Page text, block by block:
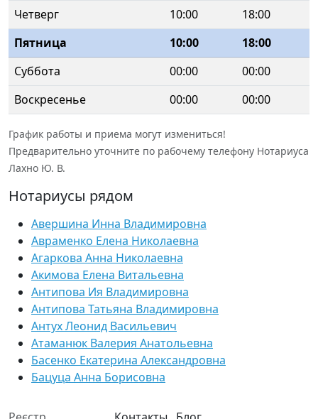
Четверг
10:00
18:00
Пятница
10:00
18:00
Суббота
00:00
00:00
Воскресенье
00:00 00:00
График работы и приема могут измениться!
Предварительно уточните по рабочему телефону Нотариуса
Лахно Ю. В.
Нотариусы рядом
Авершина Инна Владимировна
Авраменко Елена Николаевна
Агаркова Анна Николаевна
Акимова Елена Витальевна
Антипова Ия Владимировна
Антипова Татьяна Владимировна
Антух Леонид Васильевич
Атаманюк Валерия Анатольевна
Басенко Екатерина Александровна
Бацуца Анна Борисовна